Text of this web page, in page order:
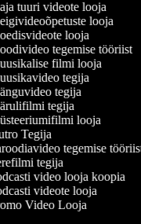
tuuri videote looja
looja
looja
tegemise tööriist
filmi looja
tegija
tegija
tegija
looja
Tegija
tegemise tööriist
tegija
video looja koopia
videote looja
Video Looja